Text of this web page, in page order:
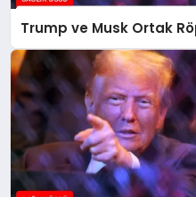
Trump ve Musk Ortak